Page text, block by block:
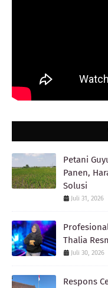
Petani
Panen,
Solusi
Juli 31, 2026
Thalia
Juli 30, 2026
Respons